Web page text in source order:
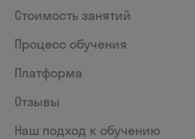
Стоимость занятий
Процесс обучения
Платформа
Отзывы
Наш подход к обучению